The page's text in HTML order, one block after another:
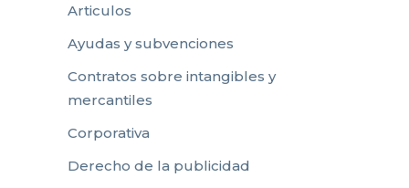
Articulos
Ayudas y subvenciones
Contratos sobre intangibles y
mercantiles
Corporativa
Derecho de la publicidad